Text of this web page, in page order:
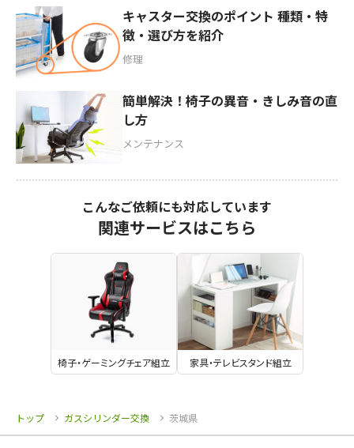
キャスター交換のポイント 種類・特
徴・選び方を紹介
修理
簡単解決！椅子の異音・きしみ音の直
し方
メンテナンス
こんなご依頼にも対応しています
関連サービスはこちら
椅子・ゲーミングチェア組立 家具・テレビスタンド組立
トップ ガスシリンダー交換 茨城県